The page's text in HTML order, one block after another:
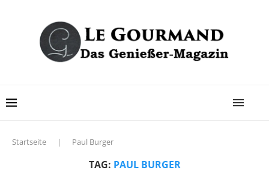
Startseite | Paul Burger
TAG: PAUL BURGER